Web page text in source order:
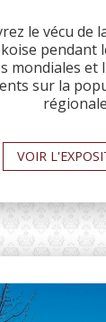
le vécu de
pendant
mondiales et
sur la
VOIR